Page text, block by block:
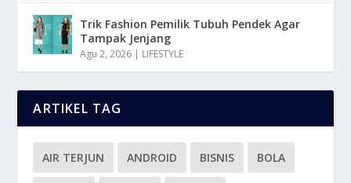
Trik Fashion Pemilik Tubuh Pendek Agar
Tampak Jenjang
Agu 2, 2026 | LIFESTYLE
ARTIKEL TAG
AIR TERJUN ANDROID BISNIS BOLA